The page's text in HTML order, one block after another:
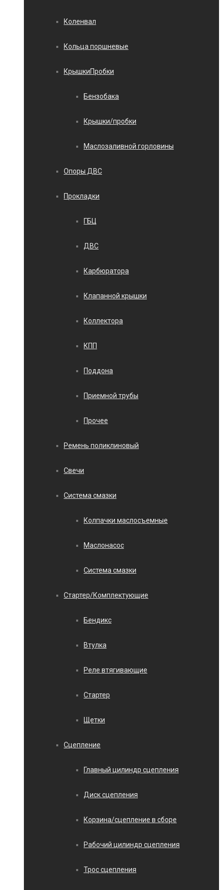
Коленвал
Кольца поршневые
КрышкиПробки
Бензобака
Крышки/пробки
Маслозаливной горловины
Опоры ДВС
Прокладки
ГБЦ
ДВС
Карбюратора
Клапанной крышки
Коллектора
КПП
Поддона
Приемной трубы
Прочее
Ремень поликлиновый
Свечи
Система смазки
Колпачки маслосъемные
Маслонасос
Система смазки
Стартер/Комплектующие
Бендикс
Втулка
Реле втягивающие
Стартер
Щетки
Сцепление
Главный цилиндр сцепления
Диск сцепления
Корзина/сцепление в сборе
Рабочий цилиндр сцепления
Трос сцепления